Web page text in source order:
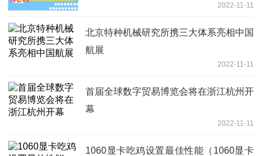
2022-11-11
北京特种机械研究所携三大体系亮相中国
航展
2022-11-11
首届全球数字贸易博览会将在浙江杭州开
幕
2022-11-11
1060显卡吃鸡设置最佳性能（1060显卡